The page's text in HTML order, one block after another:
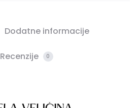
Dodatne informacije
Recenzije 0